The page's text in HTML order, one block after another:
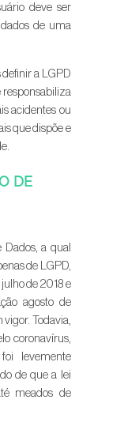
deve ser
de uma
definir a LGPD
responsabiliza
acidentes ou
que dispõe e
DE
Dados, a qual
de LGPD,
de 2018 e
agosto de
Todavia,
coronavírus,
levemente
de que a lei
meados de